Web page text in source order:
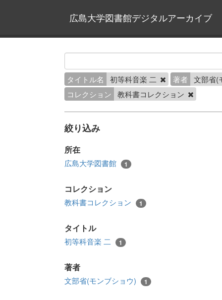
広島大学図書館デジタルアーカイブ
タイトル名 初等科音楽 二 著者
文部省(
コレクション
教科書コレクション
絞り込み
所在
広島大学図書館 1
コレクション
教科書コレクション 1
タイトル
初等科音楽 二 1
著者
文部省(モンブショウ) 1